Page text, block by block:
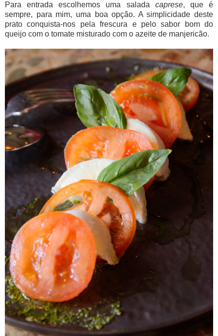
Para entrada escolhemos uma salada caprese, que é
sempre, para mim, uma boa opção. A simplicidade deste
prato conquista-nos pela frescura e pelo sabor bom do
queijo com o tomate misturado com o azeite de manjericão.